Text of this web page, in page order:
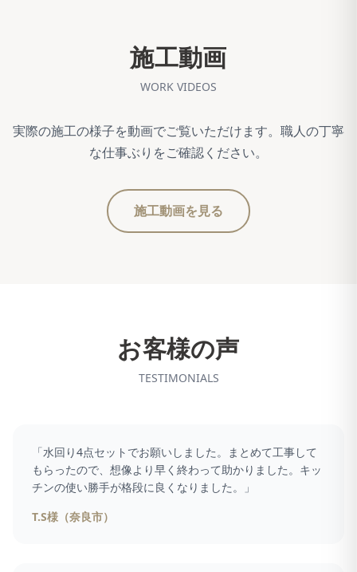
施工動画
WORK VIDEOS
実際の施工の様子を動画でご覧いただけます。職人の丁寧
な仕事ぶりをご確認ください。
施工動画を見る
お客様の声
TESTIMONIALS
「水回り4点セットでお願いしました。まとめて工事して
もらったので、想像より早く終わって助かりました。キッ
チンの使い勝手が格段に良くなりました。
」
T.S様（奈良市）